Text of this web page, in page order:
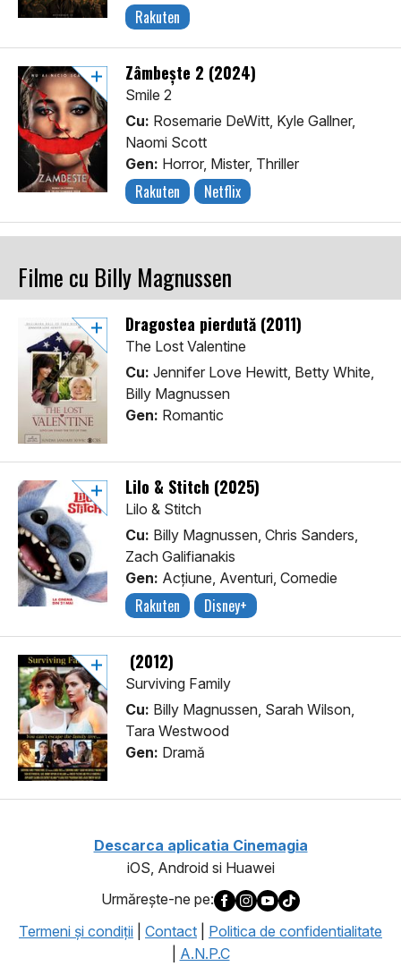
Rakuten
Zâmbește 2 (2024)
Smile 2
Cu: Rosemarie DeWitt, Kyle Gallner,
Naomi Scott
Gen: Horror, Mister, Thriller
Rakuten Netflix
Filme cu Billy Magnussen
Dragostea pierdută (2011)
The Lost Valentine
Cu: Jennifer Love Hewitt, Betty White,
Billy Magnussen
Gen: Romantic
Lilo & Stitch (2025)
Lilo & Stitch
Cu: Billy Magnussen, Chris Sanders,
Zach Galifianakis
Gen: Acţiune, Aventuri, Comedie
Rakuten Disney+
(2012)
Surviving Family
Cu: Billy Magnussen, Sarah Wilson,
Tara Westwood
Gen: Dramă
Descarca aplicatia Cinemagia
iOS, Android si Huawei
Urmăreşte-ne pe:
Termeni şi condiţii
Contact
Politica de confidentialitate
A.N.P.C